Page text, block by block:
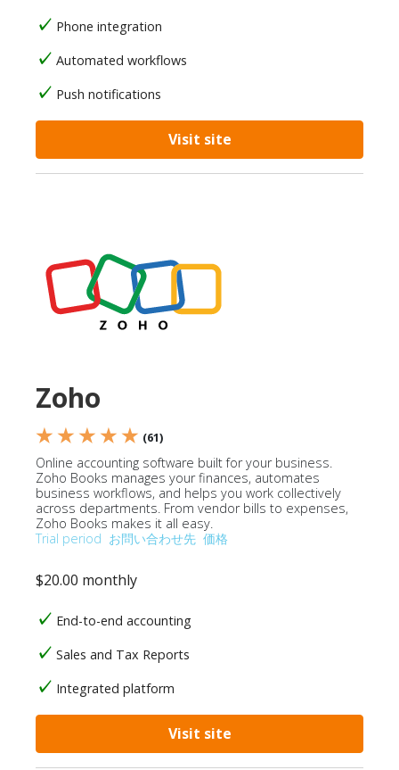
Phone integration
Automated workflows
Push notifications
Visit site
Zoho
★ ★ ★ ★ ★ (61)
Online accounting software built for your business.
Zoho Books manages your finances, automates
business workflows, and helps you work collectively
across departments. From vendor bills to expenses,
Zoho Books makes it all easy.
Trial period お問い合わせ先 価格
$20.00 monthly
End-to-end accounting
Sales and Tax Reports
Integrated platform
Visit site